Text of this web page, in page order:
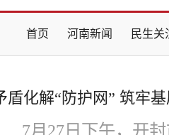
首页 河南新闻 民生关
化解“防护网” 筑牢
27日下午，开封